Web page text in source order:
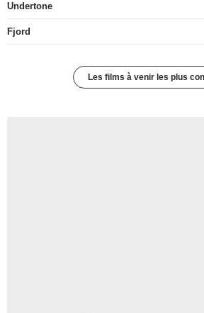
Undertone
Fjord
Les films à venir les plus